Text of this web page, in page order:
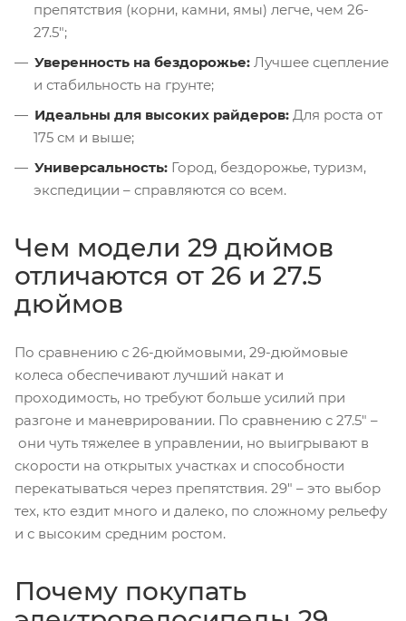
препятствия (корни, камни, ямы) легче, чем 26-
27.5";
Уверенность на бездорожье: Лучшее сцепление
и стабильность на грунте;
Идеальны для высоких райдеров: Для роста от
175 см и выше;
Универсальность: Город, бездорожье, туризм,
экспедиции – справляются со всем.
Чем модели 29 дюймов
отличаются от 26 и 27.5
дюймов
По сравнению с 26-дюймовыми, 29-дюймовые
колеса обеспечивают лучший накат и
проходимость, но требуют больше усилий при
разгоне и маневрировании. По сравнению с 27.5" –
они чуть тяжелее в управлении, но выигрывают в
скорости на открытых участках и способности
перекатываться через препятствия. 29" – это выбор
тех, кто ездит много и далеко, по сложному рельефу
и с высоким средним ростом.
Почему покупать